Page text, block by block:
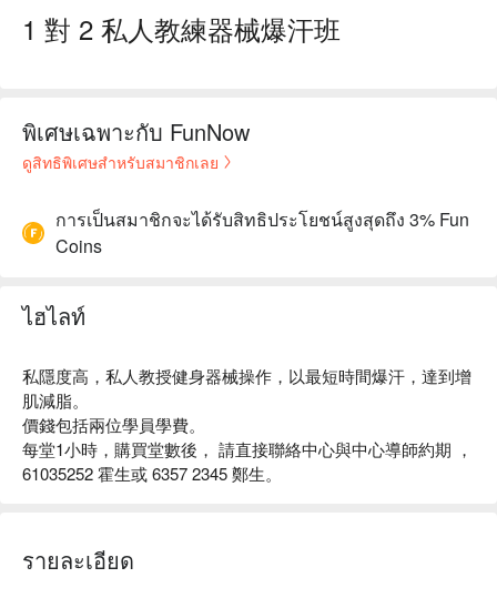
1 對 2 私人教練器械爆汗班
พิเศษเฉพาะกับ FunNow
ดูสิทธิพิเศษสำหรับสมาชิกเลย
การเป็นสมาชิกจะได้รับสิทธิประโยชน์สูงสุดถึง 3% Fun
Coins
ไฮไลท์
私隱度高，私人教授健身器械操作，以最短時間爆汗，達到增
肌減脂。
價錢包括兩位學員學費。
每堂1小時，購買堂數後， 請直接聯絡中心與中心導師約期 ，
61035252 霍生或 6357 2345 鄭生。
รายละเอียด